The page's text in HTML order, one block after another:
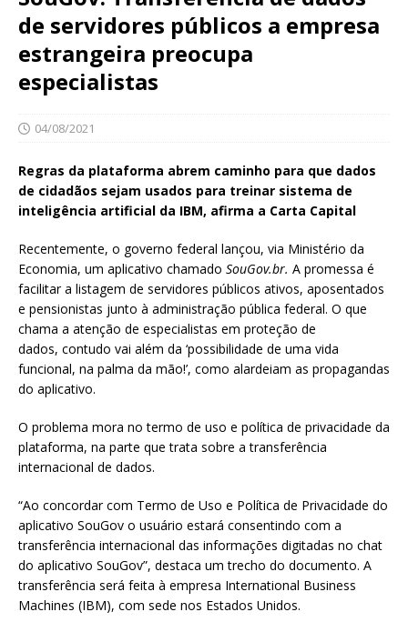
de servidores públicos a empresa
estrangeira preocupa
especialistas
04/08/2021
Regras da plataforma abrem caminho para que dados
de cidadãos sejam usados para treinar sistema de
inteligência artificial da IBM, afirma a Carta Capital
Recentemente, o governo federal lançou, via Ministério da
Economia, um aplicativo chamado SouGov.br. A promessa é
facilitar a listagem de servidores públicos ativos, aposentados
e pensionistas junto à administração pública federal. O que
chama a atenção de especialistas em proteção de
dados, contudo vai além da ‘possibilidade de uma vida
funcional, na palma da mão!’, como alardeiam as propagandas
do aplicativo.
O problema mora no termo de uso e política de privacidade da
plataforma, na parte que trata sobre a transferência
internacional de dados.
“Ao concordar com Termo de Uso e Política de Privacidade do
aplicativo SouGov o usuário estará consentindo com a
transferência internacional das informações digitadas no chat
do aplicativo SouGov”, destaca um trecho do documento. A
transferência será feita à empresa International Business
Machines (IBM), com sede nos Estados Unidos.